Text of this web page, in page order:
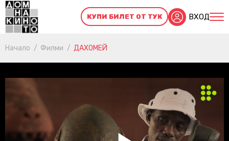
КУПИ БИЛЕТ ОТ ТУК ВХОД
Начало Филми ДАХОМЕЙ